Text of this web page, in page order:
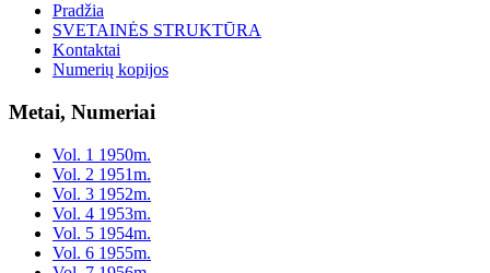
Pradžia
SVETAINĖS STRUKTŪRA
Kontaktai
Numerių kopijos
Metai, Numeriai
Vol. 1 1950m.
Vol. 2 1951m.
Vol. 3 1952m.
Vol. 4 1953m.
Vol. 5 1954m.
Vol. 6 1955m.